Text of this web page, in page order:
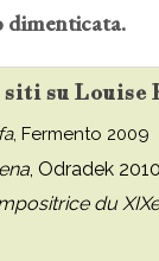
dimenticata.
su Louise
, Fermento 2009
, Odradek 2010
du